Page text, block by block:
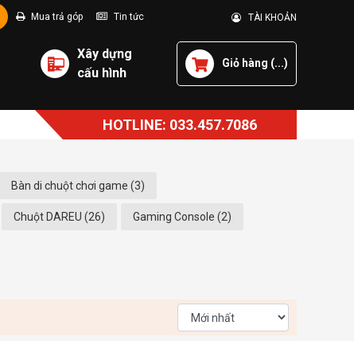
Mua trả góp Tin tức TÀI KHOẢN
Xây dựng
cấu hình
Giỏ hàng (...)
HOTLINE: 033.457.7086
Bàn di chuột chơi game (3)
Chuột DAREU (26) Gaming Console (2)